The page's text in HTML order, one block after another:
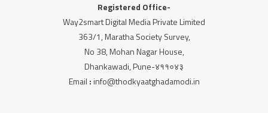
Registered Office-
Way2smart Digital Media Private Limited
363/1, Maratha Society Survey,
No 38, Mohan Nagar House,
Dhankawadi, Pune-४११०४३
Email :info@thodkyaatghadamodi.in